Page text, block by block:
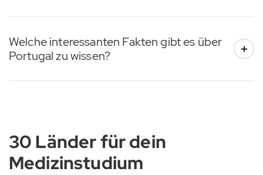
Welche interessanten Fakten gibt es über
Portugal zu wissen?
30 Länder für dein
Medizinstudium